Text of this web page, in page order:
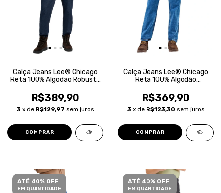
Calça Jeans Lee® Chicago
Reta 100% Algodão Robusta
R$389,90
3 x de R$129,97 sem juros
COMPRAR
Calça Jeans Lee® Chicago
Reta 100% Algodão
R$369,90
3 x de R$123,30 sem juros
COMPRAR
ATÉ 40% OFF
EM QUANTIDADE
ATÉ 40% OFF
EM QUANTIDADE